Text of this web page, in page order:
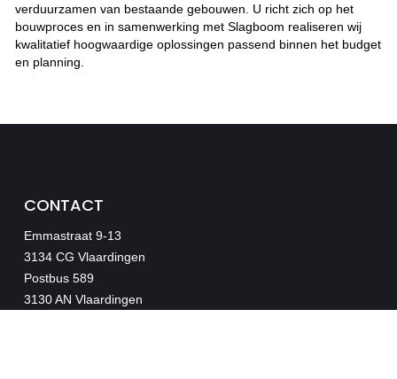
verduurzamen van bestaande gebouwen. U richt zich op het
bouwproces en in samenwerking met Slagboom realiseren wij
kwalitatief hoogwaardige oplossingen passend binnen het budget
en planning.
CONTACT
Emmastraat 9-13
3134 CG Vlaardingen
Postbus 589
3130 AN Vlaardingen